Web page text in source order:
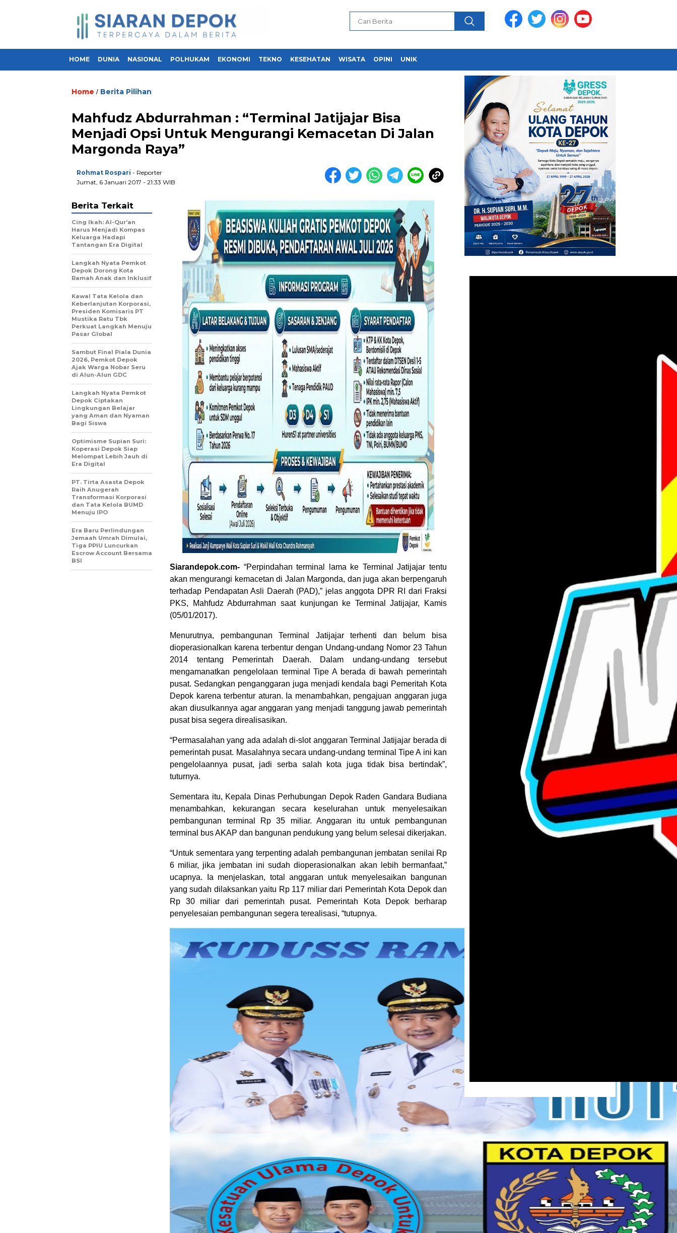
HOME DUNIA NASIONAL POLHUKAM EKONOMI TEKNO KESEHATAN WISATA OPINI UNIK
Home / Berita Pilihan
Mahfudz Abdurrahman : “Terminal Jatijajar Bisa
Menjadi Opsi Untuk Mengurangi Kemacetan Di Jalan
Margonda Raya”
Rohmat Rospari - Reporter
Jumat, 6 Januari 2017 - 21:33 WIB
Siarandepok.com- “Perpindahan terminal lama ke Terminal Jatijajar tentu
akan mengurangi kemacetan di Jalan Margonda, dan juga akan berpengaruh
terhadap Pendapatan Asli Daerah (PAD),” jelas anggota DPR RI dari Fraksi
PKS, Mahfudz Abdurrahman saat kunjungan ke Terminal Jatijajar, Kamis
(05/01/2017).
Menurutnya, pembangunan Terminal Jatijajar terhenti dan belum bisa
dioperasionalkan karena terbentur dengan Undang-undang Nomor 23 Tahun
2014 tentang Pemerintah Daerah. Dalam undang-undang tersebut
mengamanatkan pengelolaan terminal Tipe A berada di bawah pemerintah
pusat. Sedangkan penganggaran juga menjadi kendala bagi Pemeritah Kota
Depok karena terbentur aturan. Ia menambahkan, pengajuan anggaran juga
akan diusulkannya agar anggaran yang menjadi tanggung jawab pemerintah
pusat bisa segera direalisasikan.
“Permasalahan yang ada adalah di-slot anggaran Terminal Jatijajar berada di
pemerintah pusat. Masalahnya secara undang-undang terminal Tipe A ini kan
pengelolaannya pusat, jadi serba salah kota juga tidak bisa bertindak”,
tuturnya.
Sementara itu, Kepala Dinas Perhubungan Depok Raden Gandara Budiana
menambahkan, kekurangan secara keselurahan untuk menyelesaikan
pembangunan terminal Rp 35 miliar. Anggaran itu untuk pembangunan
terminal bus AKAP dan bangunan pendukung yang belum selesai dikerjakan.
“Untuk sementara yang terpenting adalah pembangunan jembatan senilai Rp
6 miliar, jika jembatan ini sudah dioperasionalkan akan lebih bermanfaat,”
ucapnya. Ia menjelaskan, total anggaran untuk menyelesaikan bangunan
yang sudah dilaksankan yaitu Rp 117 miliar dari Pemerintah Kota Depok dan
Rp 30 miliar dari pemerintah pusat. Pemerintah Kota Depok berharap
penyelesaian pembangunan segera terealisasi, “tutupnya.
Berita Terkait
Cing Ikah: Al-Qur’an
Harus Menjadi Kompas
Keluarga Hadapi
Tantangan Era Digital
Langkah Nyata Pemkot
Depok Dorong Kota
Ramah Anak dan Inklusif
Kawal Tata Kelola dan
Keberlanjutan Korporasi,
Presiden Komisaris PT
Mustika Ratu Tbk
Perkuat Langkah Menuju
Pasar Global
Sambut Final Piala Dunia
2026, Pemkot Depok
Ajak Warga Nobar Seru
di Alun-Alun GDC
Langkah Nyata Pemkot
Depok Ciptakan
Lingkungan Belajar
yang Aman dan Nyaman
Bagi Siswa
Optimisme Supian Suri:
Koperasi Depok Siap
Melompat Lebih Jauh di
Era Digital
PT. Tirta Asasta Depok
Raih Anugerah
Transformasi Korporasi
dan Tata Kelola BUMD
Menuju IPO
Era Baru Perlindungan
Jemaah Umrah Dimulai,
Tiga PPIU Luncurkan
Escrow Account Bersama
BSI